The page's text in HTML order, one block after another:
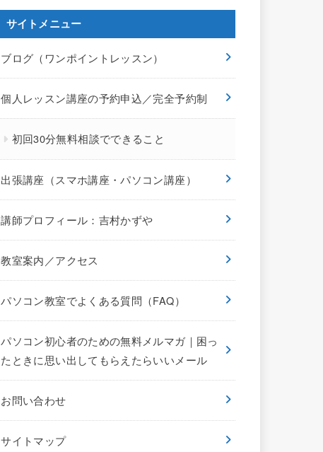
サイトメニュー
ブログ（ワンポイントレッスン）
個人レッスン講座の予約申込／完全予約制
初回30分無料相談でできること
出張講座（スマホ講座・パソコン講座）
講師プロフィール：吉村かずや
教室案内／アクセス
パソコン教室でよくある質問（FAQ）
パソコン初心者のための無料メルマガ｜困っ
たときに思い出してもらえたらいいメール
お問い合わせ
サイトマップ